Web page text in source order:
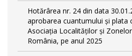
Hotărârea nr. 24 din data
aprobarea cuantumului și plata
Asociația Localităților și
România, pe anul 2025